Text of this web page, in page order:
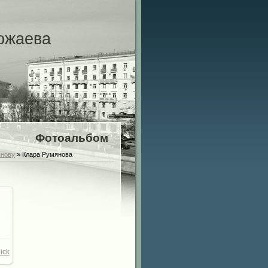
Фотоальбом
» Клара Румянова